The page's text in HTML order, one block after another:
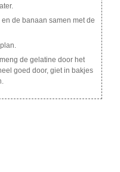
de banaan samen met de
de gelatine door het
goed door, giet in bakjes